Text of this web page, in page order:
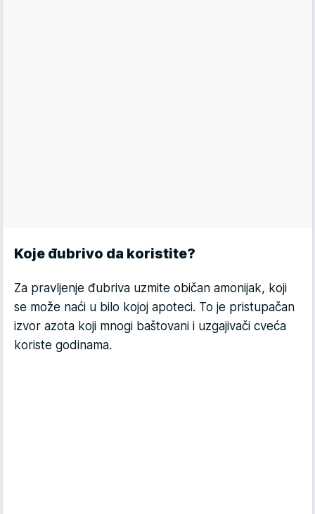
Koje đubrivo da koristite?
Za pravljenje đubriva uzmite običan amonijak, koji
se može naći u bilo kojoj apoteci. To je pristupačan
izvor azota koji mnogi baštovani i uzgajivači cveća
koriste godinama.